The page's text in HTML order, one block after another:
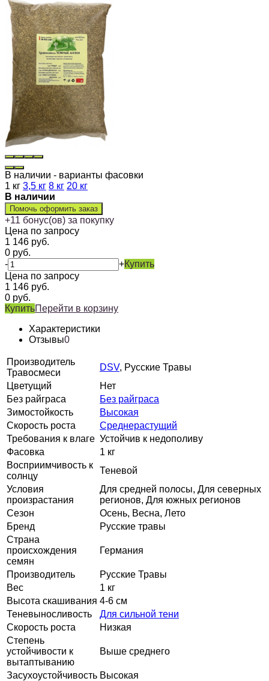
В наличии - варианты фасовки
1 кг 3,5 кг 8 кг 20 кг
В наличии
Помочь оформить заказ
+11 бонус(ов) за покупку
Цена по запросу
1 146 руб.
0 руб.
-
+Купить
Цена по запросу
1 146 руб.
0 руб.
КупитьПерейти в корзину
Характеристики
Отзывы0
Производитель
Травосмеси
DSV, Русские Травы
Цветущий
Нет
Без райграса
Без райграса
Зимостойкость
Высокая
Скорость роста
Среднерастущий
Требования к влаге Устойчив к недополиву
Фасовка
1 кг
Восприимчивость к
солнцу
Теневой
Условия
произрастания
Для средней полосы, Для северных
регионов, Для южных регионов
Сезон
Осень, Весна, Лето
Бренд
Русские травы
Страна
происхождения
семян
Германия
Производитель
Русские Травы
Вес
1 кг
Высота скашивания 4-6 см
Теневыносливость
Для сильной тени
Скорость роста
Низкая
Степень
устойчивости к
вытаптыванию
Выше среднего
Засухоустойчивость Высокая